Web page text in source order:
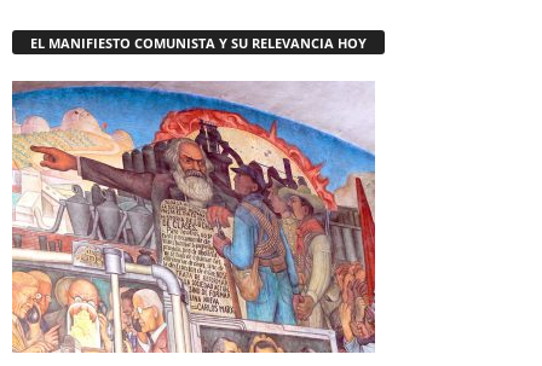
EL MANIFIESTO COMUNISTA Y SU RELEVANCIA HOY